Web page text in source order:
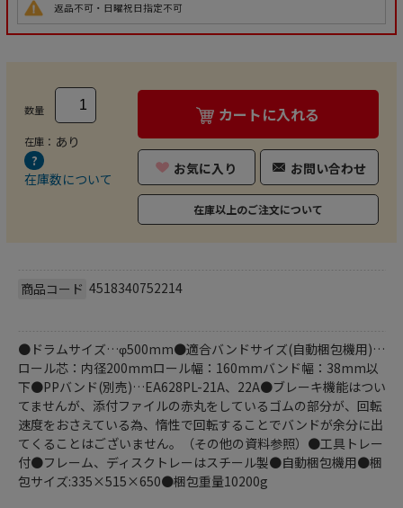
返品不可・日曜祝日指定不可
数量
在庫： あり
在庫数について
カートに入れる
お気に入り お問い合わせ
在庫以上のご注文について
商品コード 4518340752214
●ドラムサイズ…φ500mm●適合バンドサイズ(自動梱包機用)…
ロール芯：内径200mmロール幅：160mmバンド幅：38mm以
下●PPバンド(別売)…EA628PL-21A、22A●ブレーキ機能はつい
てませんが、添付ファイルの赤丸をしているゴムの部分が、回転
速度をおさえている為、惰性で回転することでバンドが余分に出
てくることはございません。（その他の資料参照）●工具トレー
付●フレーム、ディスクトレーはスチール製●自動梱包機用●梱
包サイズ:335×515×650●梱包重量10200g